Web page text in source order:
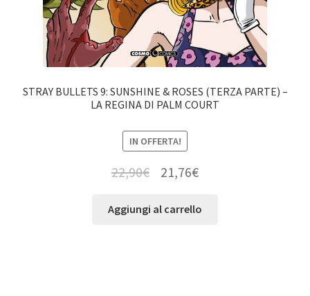
STRAY BULLETS 9: SUNSHINE & ROSES (TERZA PARTE) –
LA REGINA DI PALM COURT
IN OFFERTA!
22,90€ 21,76€
Aggiungi al carrello